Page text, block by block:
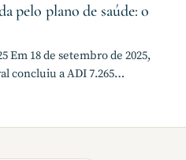
pelo plano de saúde: o
Em 18 de setembro de 2025,
concluiu a ADI 7.265…